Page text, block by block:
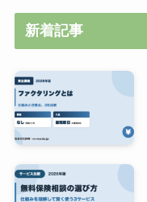
新着記事